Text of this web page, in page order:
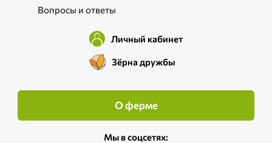
Вопросы и ответы
Личный кабинет
Зёрна дружбы
О ферме
Мы в соцсетях: